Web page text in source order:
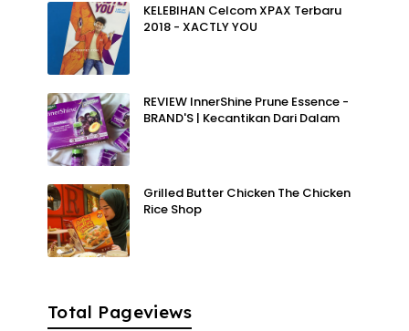
KELEBIHAN Celcom XPAX Terbaru
2018 - XACTLY YOU
REVIEW InnerShine Prune Essence -
BRAND'S | Kecantikan Dari Dalam
Grilled Butter Chicken The Chicken
Rice Shop
Total Pageviews